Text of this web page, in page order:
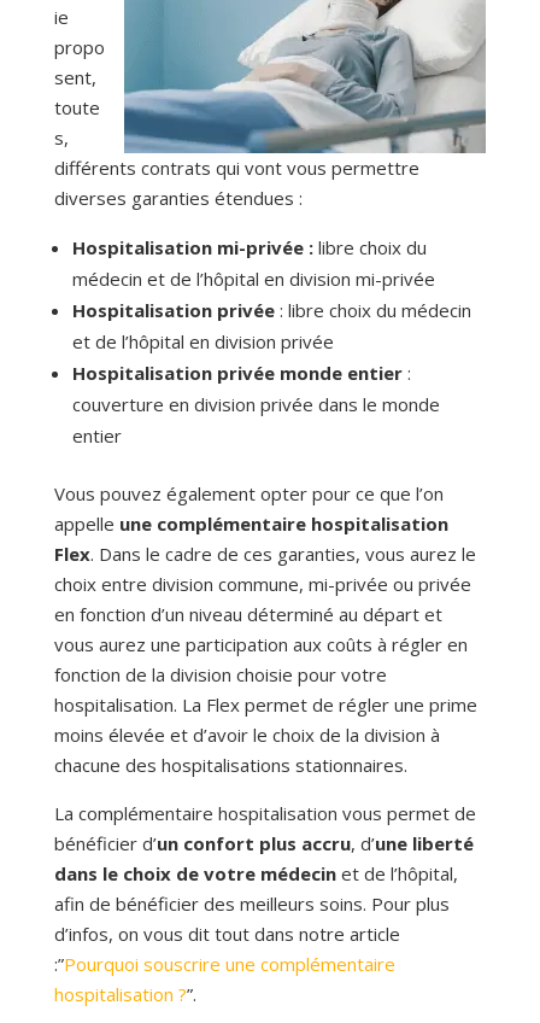
ie
propo
sent,
toute
s,
différents contrats qui vont vous permettre
diverses garanties étendues :
Hospitalisation mi-privée : libre choix du
médecin et de l’hôpital en division mi-privée
Hospitalisation privée: libre choix du médecin
et de l’hôpital en division privée
Hospitalisation privée monde entier:
couverture en division privée dans le monde
entier
Vous pouvez également opter pour ce que l’on
appelle une complémentaire hospitalisation
Flex. Dans le cadre de ces garanties, vous aurez le
choix entre division commune, mi-privée ou privée
en fonction d’un niveau déterminé au départ et
vous aurez une participation aux coûts à régler en
fonction de la division choisie pour votre
hospitalisation. La Flex permet de régler une prime
moins élevée et d’avoir le choix de la division à
chacune des hospitalisations stationnaires.
La complémentaire hospitalisation vous permet de
bénéficier d’un confort plus accru, d’une liberté
dans le choix de votre médecinet de l’hôpital,
afin de bénéficier des meilleurs soins. Pour plus
d’infos, on vous dit tout dans notre article
:”Pourquoi souscrire une complémentaire
hospitalisation ?”.